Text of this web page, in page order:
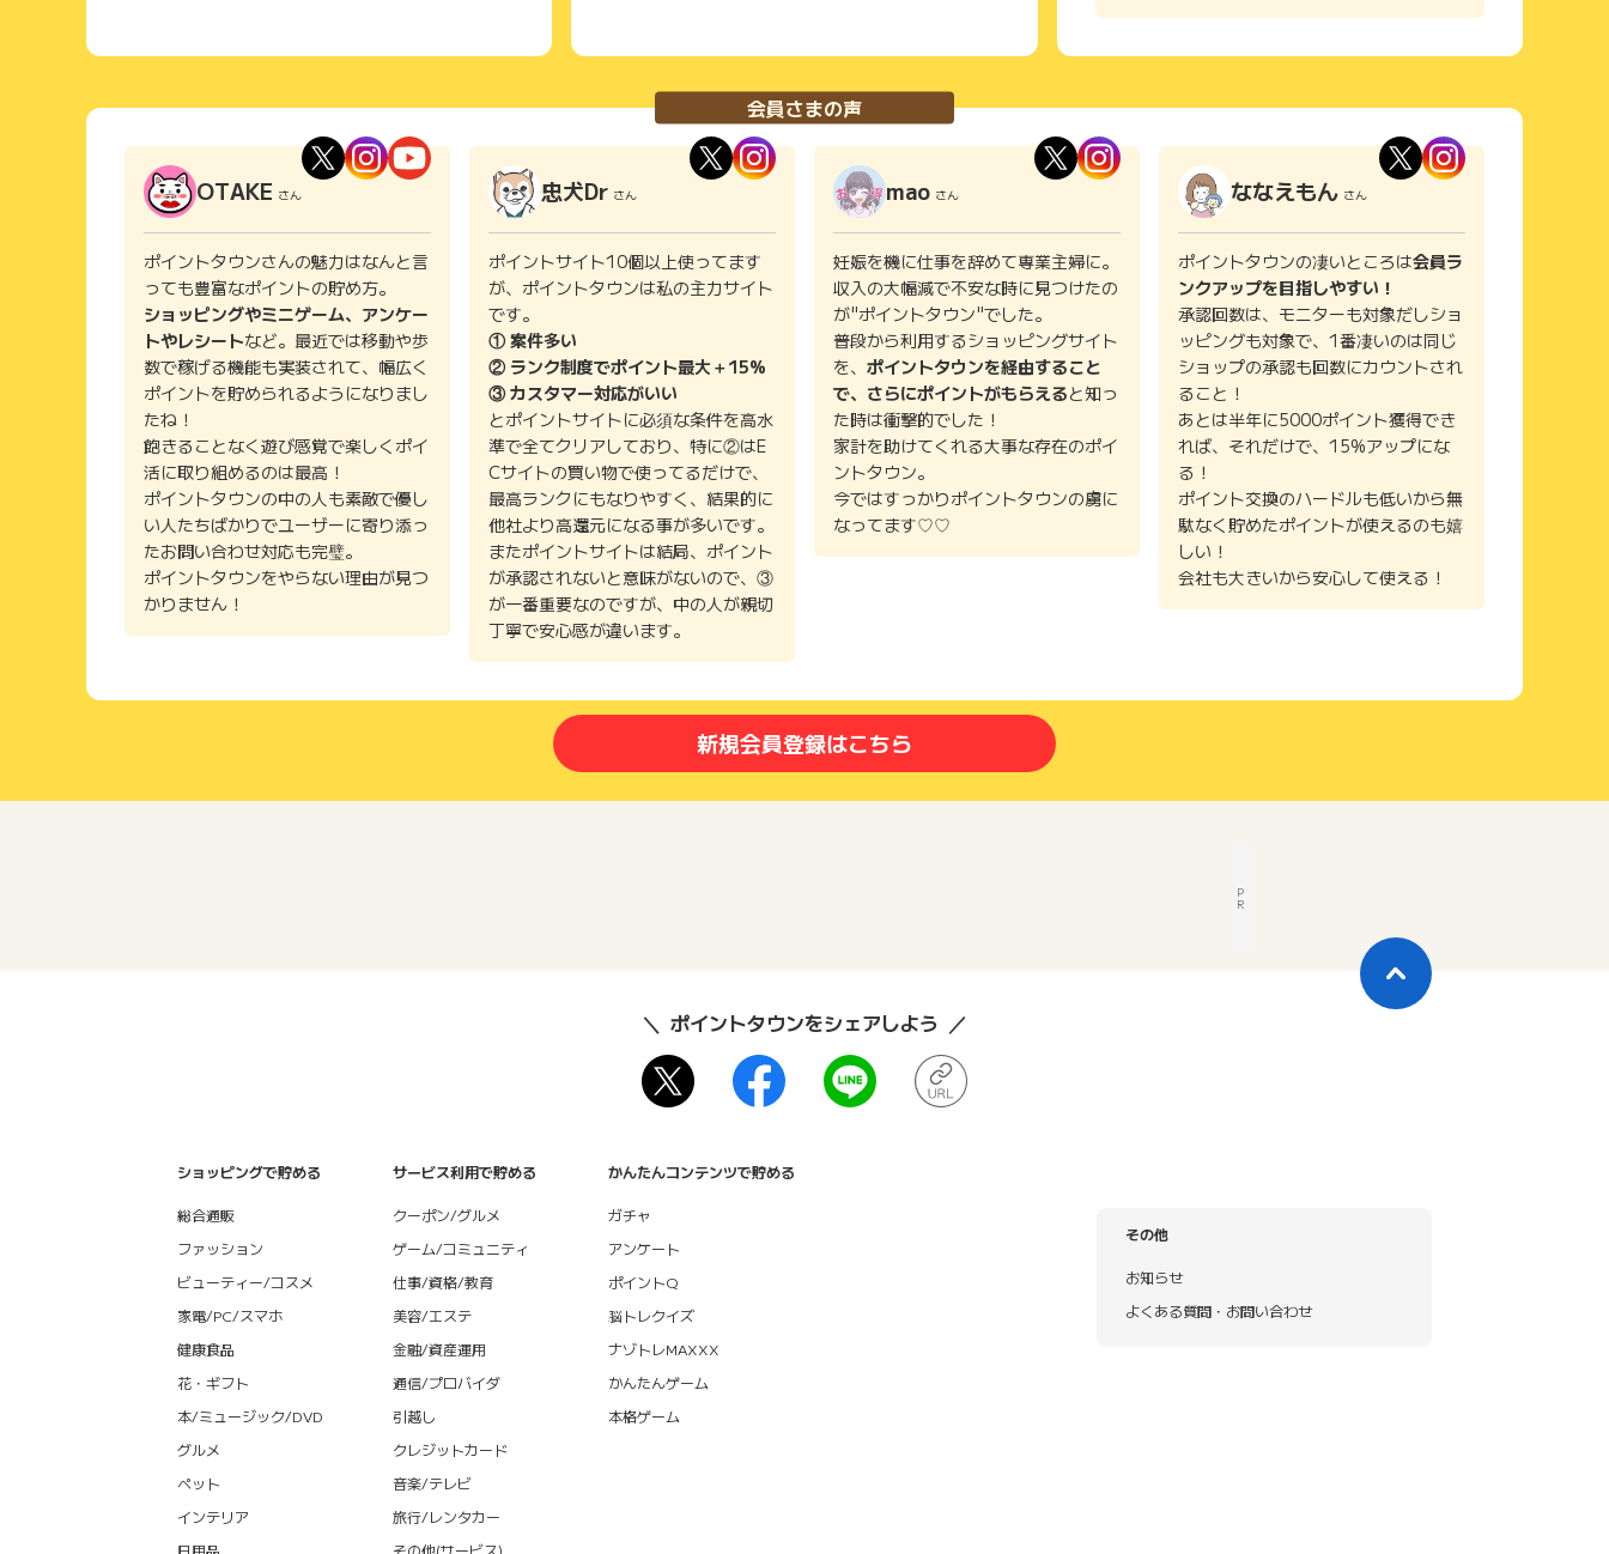
会員さまの声
OTAKE さん
ポイントタウンさんの魅力はなんと言
っても豊富なポイントの貯め方。
ショッピングやミニゲーム、アンケー
トやレシートなど。最近では移動や歩
数で稼げる機能も実装されて、幅広く
ポイントを貯められるようになりまし
たね！
飽きることなく遊び感覚で楽しくポイ
活に取り組めるのは最高！
ポイントタウンの中の人も素敵で優し
い人たちばかりでユーザーに寄り添っ
たお問い合わせ対応も完璧。
ポイントタウンをやらない理由が見つ
かりません！
忠犬Dr さん
ポイントサイト10個以上使ってます
が、ポイントタウンは私の主力サイト
です。
① 案件多い
② ランク制度でポイント最大＋15%
③ カスタマー対応がいい
とポイントサイトに必須な条件を高水
準で全てクリアしており、特に②はE
Cサイトの買い物で使ってるだけで、
最高ランクにもなりやすく、結果的に
他社より高還元になる事が多いです。
またポイントサイトは結局、ポイント
が承認されないと意味がないので、③
が一番重要なのですが、中の人が親切
丁寧で安心感が違います。
mao さん
妊娠を機に仕事を辞めて専業主婦に。
収入の大幅減で不安な時に見つけたの
が"ポイントタウン"でした。
普段から利用するショッピングサイト
を、 ポイントタウンを経由すること
で、さらにポイントがもらえると知っ
た時は衝撃的でした！
家計を助けてくれる大事な存在のポイ
ントタウン。
今ではすっかりポイントタウンの虜に
なってます♡♡
ななえもん さん
ポイントタウンの凄いところは会員ラ
ンクアップを目指しやすい！
承認回数は、モニターも対象だしショ
ッピングも対象で、1番凄いのは同じ
ショップの承認も回数にカウントされ
ること！
あとは半年に5000ポイント獲得でき
れば、それだけで、15%アップにな
る！
ポイント交換のハードルも低いから無
駄なく貯めたポイントが使えるのも嬉
しい！
会社も大きいから安心して使える！
新規会員登録はこちら
P
R
ポイントタウンをシェアしよう
ショッピングで貯める
総合通販
ファッション
ビューティー/コスメ
家電/PC/スマホ
健康食品
花・ギフト
本/ミュージック/DVD
グルメ
ペット
インテリア
日用品
サービス利用で貯める
クーポン/グルメ
ゲーム/コミュニティ
仕事/資格/教育
美容/エステ
金融/資産運用
通信/プロバイダ
引越し
クレジットカード
音楽/テレビ
旅行/レンタカー
その他(サービス)
かんたんコンテンツで貯める
ガチャ
アンケート
ポイントQ
脳トレクイズ
ナゾトレMAXXX
かんたんゲーム
本格ゲーム
その他
お知らせ
よくある質問・お問い合わせ